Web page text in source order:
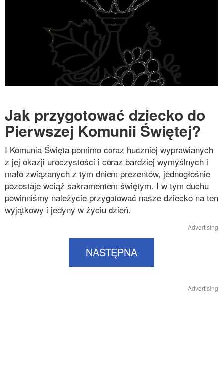
Jak przygotować dziecko do
Pierwszej Komunii Świętej?
I Komunia Święta pomimo coraz huczniej wyprawianych
z jej okazji uroczystości i coraz bardziej wymyślnych i
mało związanych z tym dniem prezentów, jednogłośnie
pozostaje wciąż sakramentem świętym. I w tym duchu
powinniśmy należycie przygotować nasze dziecko na ten
wyjątkowy i jedyny w życiu dzień.
Advertising
NASTĘPNA
Advertising